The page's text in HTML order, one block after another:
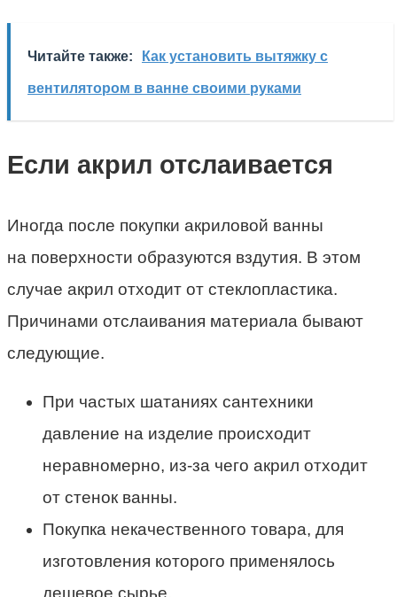
Читайте также: Как установить вытяжку с
вентилятором в ванне своими руками
Если акрил отслаивается
Иногда после покупки акриловой ванны
на поверхности образуются вздутия. В этом
случае акрил отходит от стеклопластика.
Причинами отслаивания материала бывают
следующие.
При частых шатаниях сантехники
давление на изделие происходит
неравномерно, из-за чего акрил отходит
от стенок ванны.
Покупка некачественного товара, для
изготовления которого применялось
дешевое сырье.